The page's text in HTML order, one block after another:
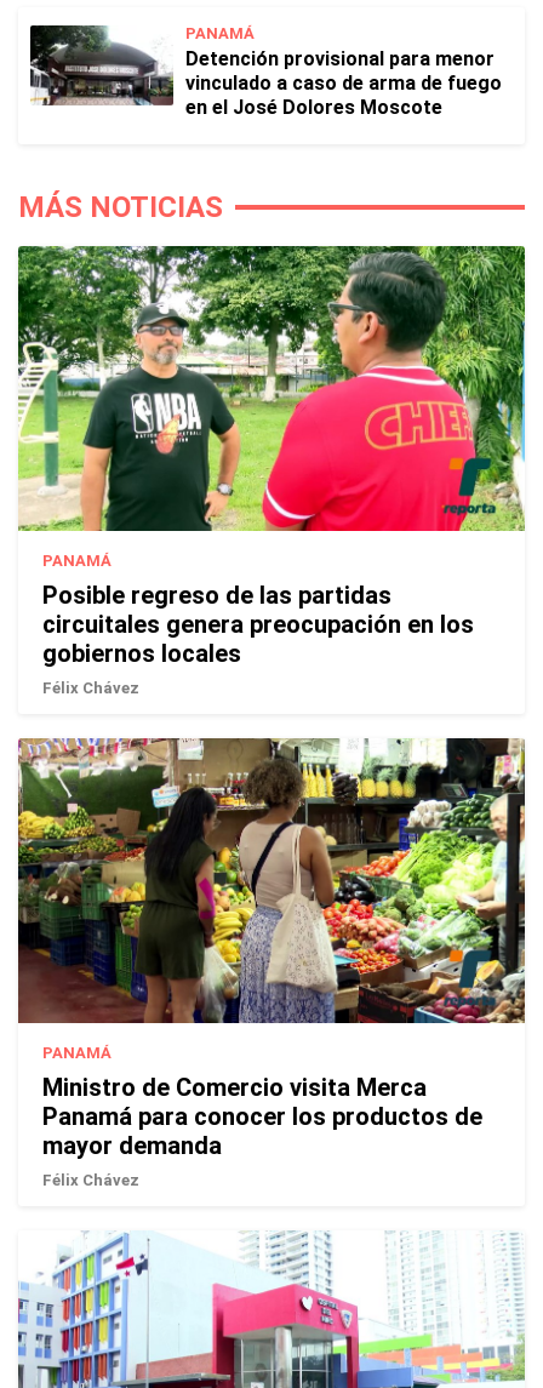
PANAMÁ
Detención provisional para menor
vinculado a caso de arma de fuego
en el José Dolores Moscote
MÁS NOTICIAS
PANAMÁ
Posible regreso de las partidas
circuitales genera preocupación en los
gobiernos locales
Félix Chávez
PANAMÁ
Ministro de Comercio visita Merca
Panamá para conocer los productos de
mayor demanda
Félix Chávez